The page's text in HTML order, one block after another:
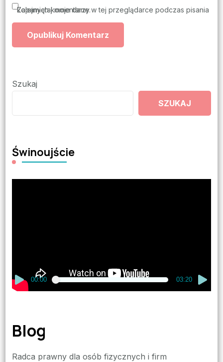
Zapamiętaj moje dane w tej przeglądarce podczas pisania kolejnych komentarzy.
Szukaj
SZUKAJ
Świnoujście
00:00 03:20
Blog
Radca prawny dla osób fizycznych i firm